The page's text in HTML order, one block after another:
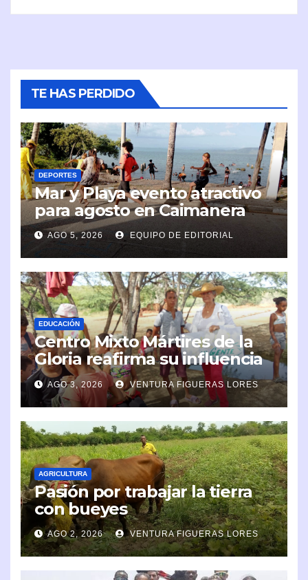
TE HAS PERDIDO
DEPORTES
Mar y Playa evento atractivo
para agosto en Caimanera
AGO 5, 2026 EQUIPO DE EDITORIAL
EDUCACIÓN
Centro Mixto Mártires de la
Gloria reafirma su influencia
en la comunidad
AGO 3, 2026 VENTURA FIGUERAS LORES
AGRICULTURA
Pasión por trabajar la tierra
con bueyes
AGO 2, 2026 VENTURA FIGUERAS LORES